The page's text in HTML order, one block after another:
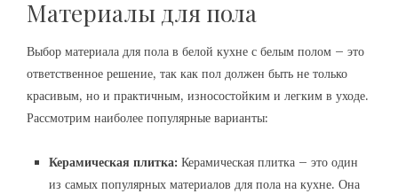
Материалы для пола
Выбор материала для пола в белой кухне с белым полом – это
ответственное решение, так как пол должен быть не только
красивым, но и практичным, износостойким и легким в уходе.
Рассмотрим наиболее популярные варианты:
Керамическая плитка: Керамическая плитка – это один
из самых популярных материалов для пола на кухне. Она